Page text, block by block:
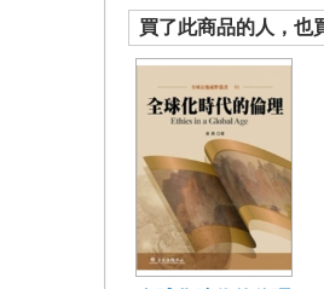
買了此商品的人，也